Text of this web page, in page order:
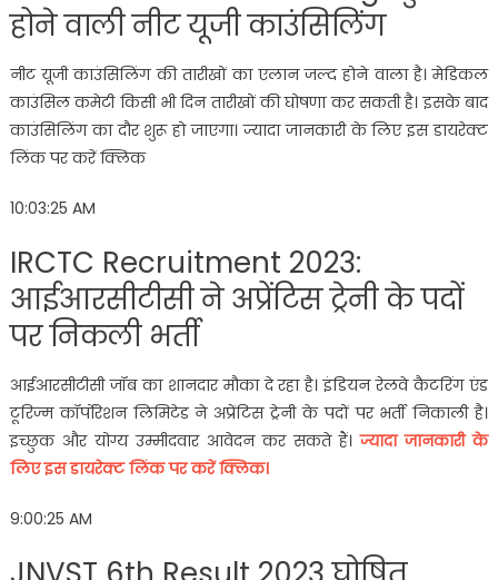
होने वाली नीट यूजी काउंसिलिंग
नीट यूजी काउंसिलिंग की तारीखों का एलान जल्द होने वाला है। मेडिकल
काउंसिल कमेटी किसी भी दिन तारीखों की घोषणा कर सकती है। इसके बाद
काउंसिलिंग का दौर शुरू हो जाएगा। ज्यादा जानकारी के लिए इस डायरेक्ट
लिंक पर करें क्लिक
10:03:25 AM
IRCTC Recruitment 2023:
आईआरसीटीसी ने अप्रेंटिस ट्रेनी के पदों
पर निकली भर्ती
आईआरसीटीसी जॉब का शानदार मौका दे रहा है। इंडियन रेलवे कैटरिंग एंड
टूरिज्म कॉर्पोरेशन लिमिटेड ने अप्रेंटिस ट्रेनी के पदों पर भर्ती निकाली है।
इच्छुक और योग्य उम्मीदवार आवेदन कर सकते हैं।ज्यादा जानकारी के
लिए इस डायरेक्ट लिंक पर करें क्लिक।
9:00:25 AM